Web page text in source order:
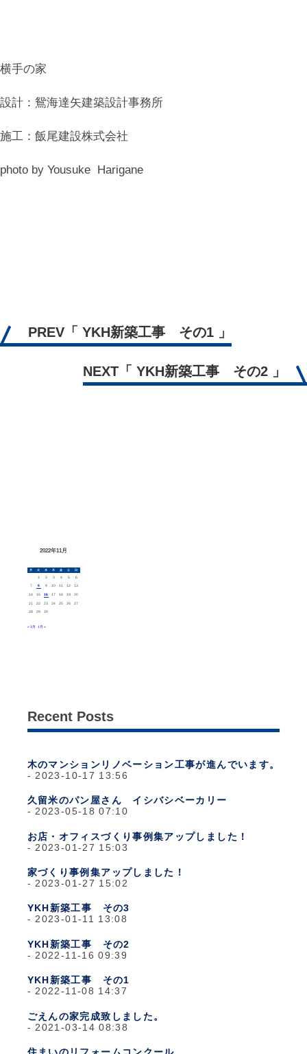
横手の家
設計：鴛海達矢建築設計事務所
施工：飯尾建設株式会社
photo by Yousuke Harigane
PREV「 YKH新築工事 その1 」
NEXT 「 YKH新築工事 その2 」
2022年11月
月 火 水 木 金 土 日
1 2 3 4 5
6
7
8 9 10 11 12 13
14 15 16 17 18 19 20
21 22 23 24 25 26
27
28
29 30
« 3月 1月 »
Recent Posts
木のマンションリノベーション工事が進んでいます。
2023-10-17 13:56
久留米のパン屋さん イシバシベーカリー
2023-05-18 07:10
お店・オフィスづくり事例集アップしました！
2023-01-27 15:03
家づくり事例集アップしました！
2023-01-27 15:02
YKH新築工事 その3
2023-01-11 13:08
YKH新築工事 その2
2022-11-16 09:39
YKH新築工事 その1
2022-11-08 14:37
ごえんの家完成致しました。
2021-03-14 08:38